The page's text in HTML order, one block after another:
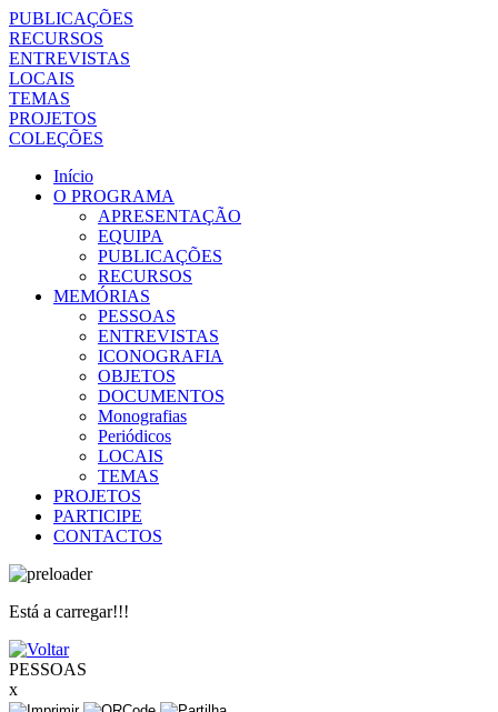
PUBLICAÇÕES
RECURSOS
ENTREVISTAS
LOCAIS
TEMAS
PROJETOS
COLEÇÕES
Início
O PROGRAMA
APRESENTAÇÃO
EQUIPA
PUBLICAÇÕES
RECURSOS
MEMÓRIAS
PESSOAS
ENTREVISTAS
ICONOGRAFIA
OBJETOS
DOCUMENTOS
Monografias
Periódicos
LOCAIS
TEMAS
PROJETOS
PARTICIPE
CONTACTOS
Está a carregar!!!
PESSOAS
x